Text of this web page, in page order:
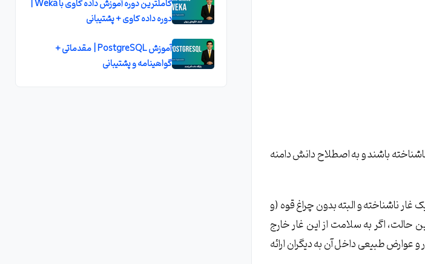
باشند و به اصطلاح دانش دامنه
غار ناشناخته و البته بدون چراغ قوه (و
حالت، اگر به سلامت از این غار خارج
عوارض طبیعی داخل آن به دیگران ارائه
کاملترین دوره آموزش داده کاوی با Weka |
دوره داده کاوی + پشتیبانی
آموزش PostgreSQL | مقدماتی +
گواهینامه و پشتیبانی